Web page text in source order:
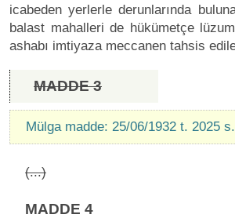
icabeden yerlerle derunlarında
balast mahalleri de hükümetçe
ashabı imtiyaza meccanen tahsis
MADDE 3
Mülga madde: 25/06/1932 t. 2025
(...)
MADDE 4